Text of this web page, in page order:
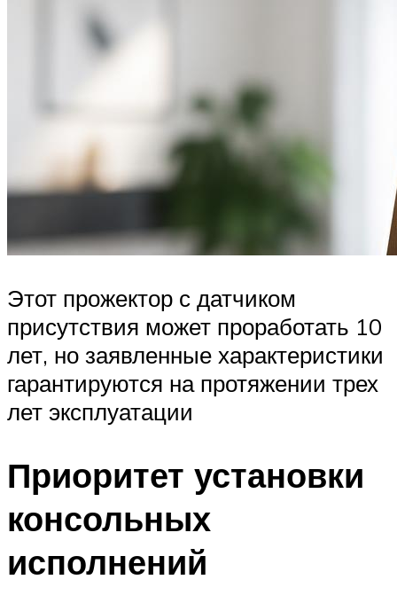
Этот прожектор с датчиком
присутствия может проработать 10
лет, но заявленные характеристики
гарантируются на протяжении трех
лет эксплуатации
Приоритет установки
консольных
исполнений